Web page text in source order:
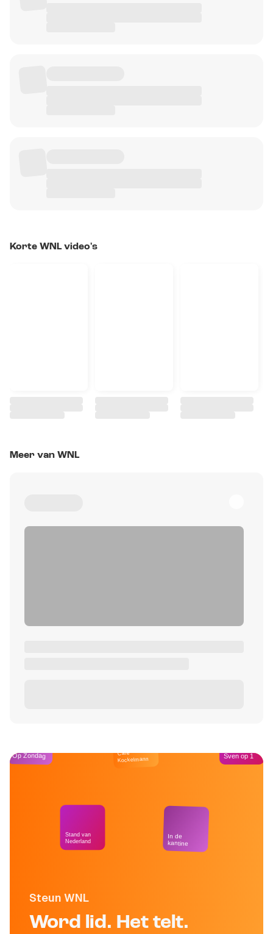
Korte WNL video's
Meer van WNL
Steun WNL
Word lid. Het telt.
Op Zondag
Stand van
Nederland
Café
Kockelmann
In de
kantine
Sven op 1